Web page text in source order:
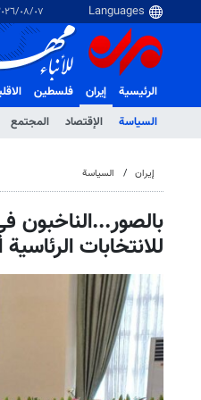
٠٧‏/٠٨‏/٢٠٢٦
الرئيسية
إيران
السياسة
الإقتصاد المجتمع
فلسطین
إيران السياسة
بالصور...الناخبون
للانتخابات الرئاسية